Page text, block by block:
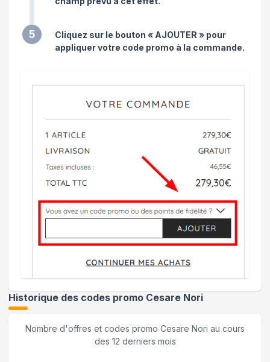
5
Cliquez sur le bouton « AJOUTER » pour
appliquer votre code promo à la commande.
Historique des codes promo Cesare Nori
Nombre d'offres et codes promo Cesare Nori au cours
des 12 derniers mois